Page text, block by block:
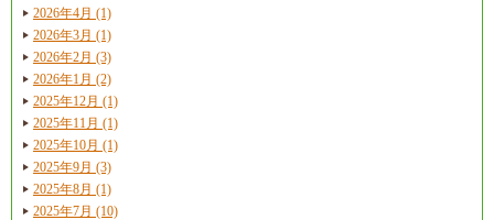
2026年4月 (1)
2026年3月 (1)
2026年2月 (3)
2026年1月 (2)
2025年12月 (1)
2025年11月 (1)
2025年10月 (1)
2025年9月 (3)
2025年8月 (1)
2025年7月 (10)